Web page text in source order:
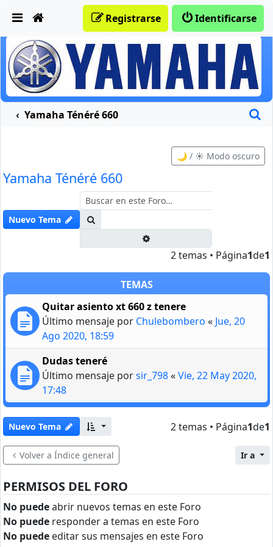
Identificarse
Registrarse
Yamaha Ténéré 660
🌙 / ☀️ Modo oscuro
Yamaha Ténéré 660
Nuevo Tema
2 temas • Página1de1
TEMAS
Quitar asiento xt 660 z tenere
Último mensaje por Chulebombero « Jue, 20
Ago 2020, 18:59
Dudas teneré
Último mensaje porsir_798«Vie, 22 May 2020,
17:48
Nuevo Tema 2 temas • Página1de1
Volver a Índice general Ir a
PERMISOS DEL FORO
No puedeabrir nuevos temas en este Foro
No puede responder a temas en este Foro
No puede editar sus mensajes en este Foro